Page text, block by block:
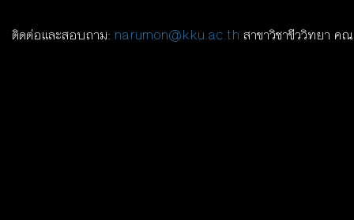
ติดต่อและสอบถาม: narumon@kku.ac.th สาขาวิชาขีววิทยา